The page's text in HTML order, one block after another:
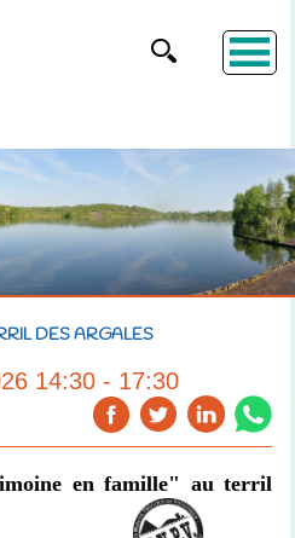
DES ARGALES
14:30 - 17:30
en famille" au terril